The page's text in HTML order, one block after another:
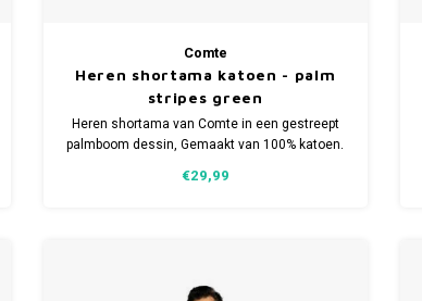
Comte
Heren shortama katoen - palm
stripes green
Heren shortama van Comte in een gestreept
palmboom dessin, Gemaakt van 100% katoen.
€29,99